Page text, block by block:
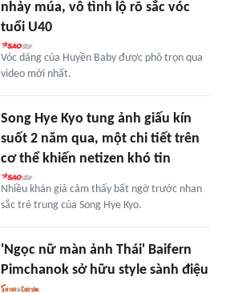
nhảy múa, vô tình lộ rõ sắc vóc
tuổi U40
Vóc dáng của Huyền Baby được phô trọn qua
video mới nhất.
Song Hye Kyo tung ảnh giấu kín
suốt 2 năm qua, một chi tiết trên
cơ thể khiến netizen khó tin
Nhiều khán giả cảm thấy bất ngờ trước nhan
sắc trẻ trung của Song Hye Kyo.
'Ngọc nữ màn ảnh Thái' Baifern
Pimchanok sở hữu style sành điệu